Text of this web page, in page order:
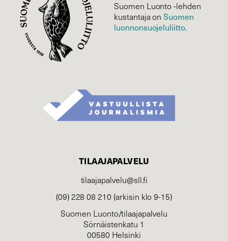
Suomen Luonto -lehden
kustantaja onSuomen
luonnonsuojelu­liitto.
TILAAJAPALVELU
tilaajapalvelu@sll.fi
(09) 228 08 210 (arkisin klo 9-15)
Suomen Luonto/tilaajapalvelu
Sörnäistenkatu 1
00580 Helsinki